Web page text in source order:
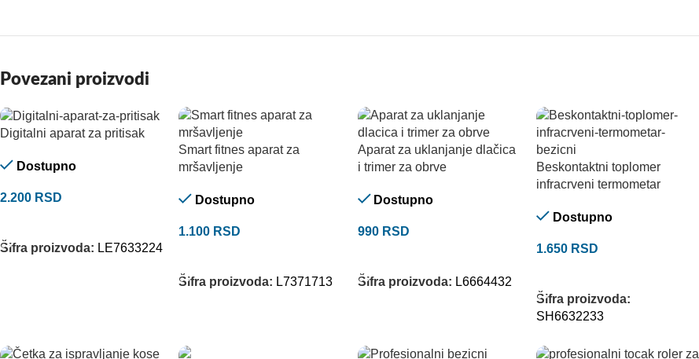
Povezani proizvodi
Digitalni aparat za pritisak
Dostupno
2.200 RSD
Šifra proizvoda: LE7633224
Smart fitnes aparat za
mršavljenje
Dostupno
1.100 RSD
Šifra proizvoda: L7371713
Aparat za uklanjanje dlačica
i trimer za obrve
Dostupno
990 RSD
Šifra proizvoda: L6664432
Beskontaktni toplomer
infracrveni termometar
Dostupno
1.650 RSD
Šifra proizvoda:
SH6632233